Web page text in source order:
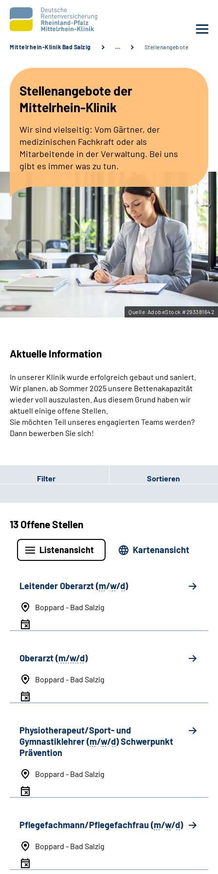
Unsere Angebote
Karriere
Zuweisende &
Leichte Sprache
Gebärdensprache
Mittelrhein-Klinik Bad Salzig … Stellenangebote
Stellenangebote der
Mittelrhein-Klinik
Wir sind vielseitig: Vom Gärtner, der
medizinischen Fachkraft oder als
Mitarbeitende in der Verwaltung. Bei uns
gibt es immer was zu tun.
Quelle:AdobeStock #293381642
Aktuelle Information
In unserer Klinik wurde erfolgreich gebaut und saniert.
Wir planen, ab Sommer 2025 unsere Bettenakapazität
wieder voll auszulasten. Aus diesem Grund haben wir
aktuell einige offene Stellen.
Sie möchten Teil unseres engagierten Teams werden?
Dann bewerben Sie sich!
Filter Sortieren
13 Offene Stellen
Listenansicht Kartenansicht
Leitender Oberarzt (m/w/d)
Boppard - Bad Salzig
Oberarzt (m/w/d)
Boppard - Bad Salzig
Physiotherapeut/Sport- und
Gymnastiklehrer (m/w/d) Schwerpunkt
Prävention
Boppard - Bad Salzig
Pflegefachmann/Pflegefachfrau (m/w/d)
Boppard - Bad Salzig